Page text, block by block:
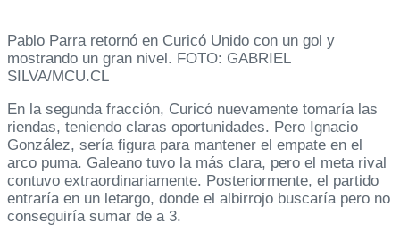
Pablo Parra retornó en Curicó Unido con un gol y
mostrando un gran nivel. FOTO: GABRIEL
SILVA/MCU.CL
En la segunda fracción, Curicó nuevamente tomaría las
riendas, teniendo claras oportunidades. Pero Ignacio
González, sería figura para mantener el empate en el
arco puma. Galeano tuvo la más clara, pero el meta rival
contuvo extraordinariamente. Posteriormente, el partido
entraría en un letargo, donde el albirrojo buscaría pero no
conseguiría sumar de a 3.